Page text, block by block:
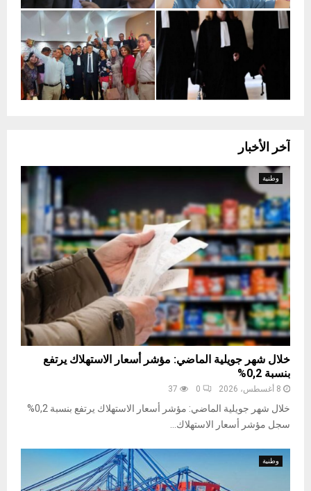
آخر الأخبار
وطنية
خلال شهر جويلية الماضي: مؤشر أسعار الاستهلاك يرتفع
بنسبة 0,2%
8 أغسطس، 2026 0
37
خلال شهر جويلية الماضي: مؤشر أسعار الاستهلاك يرتفع بنسبة 0,2%
سجل مؤشر أسعار الاستهلاك...
وطنية